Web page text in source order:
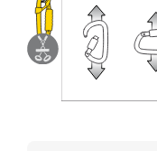
noch
beschrieben